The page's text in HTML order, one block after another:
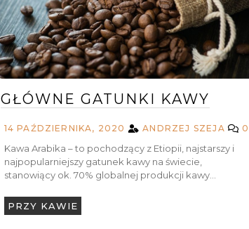
GŁÓWNE GATUNKI KAWY
14 PAŹDZIERNIKA, 2020 ANDRZEJ SZEJA 0
Kawa Arabika – to pochodzący z Etiopii, najstarszy i
najpopularniejszy gatunek kawy na świecie,
stanowiący ok. 70% globalnej produkcji kawy…
PRZY KAWIE